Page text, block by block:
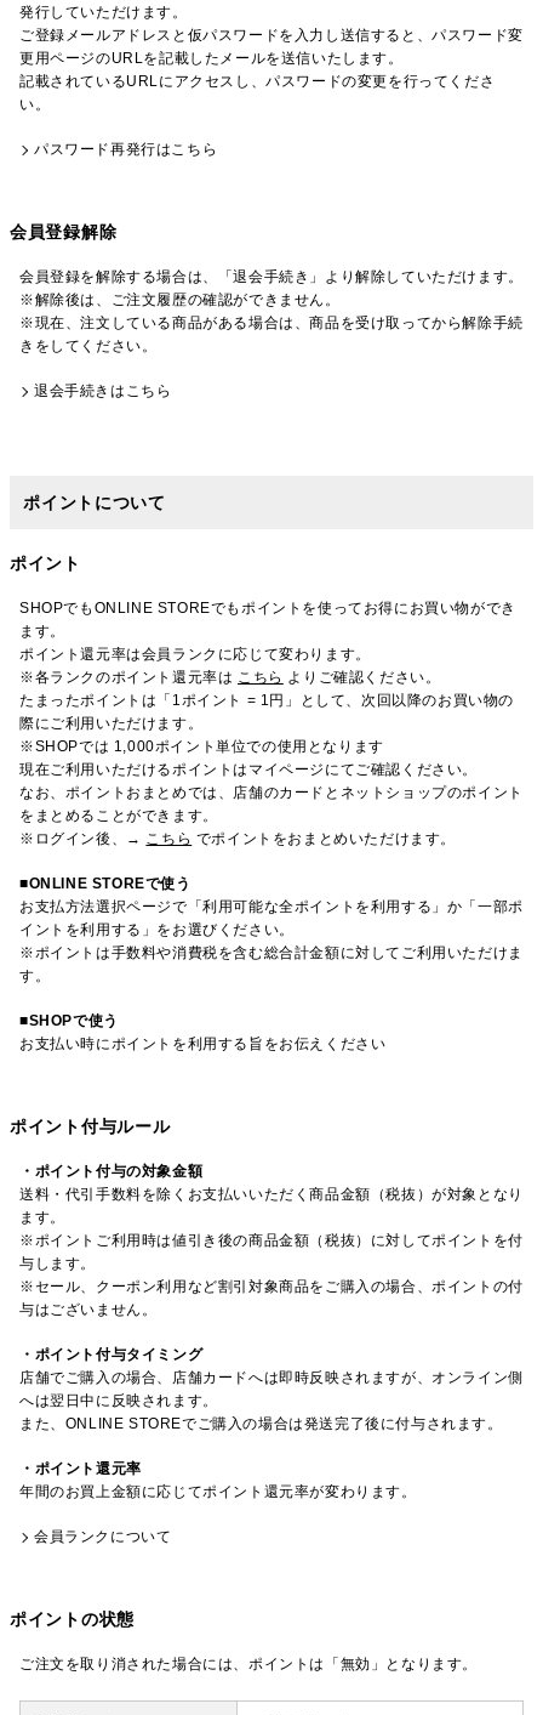
発行していただけます。
ご登録メールアドレスと仮パスワードを入力し送信すると、パスワード変
更用ページのURLを記載したメールを送信いたします。
記載されているURLにアクセスし、パスワードの変更を行ってくださ
い。
パスワード再発行はこちら
会員登録解除
会員登録を解除する場合は、「退会手続き」より解除していただけます。
※解除後は、ご注文履歴の確認ができません。
※現在、注文している商品がある場合は、商品を受け取ってから解除手続
きをしてください。
退会手続きはこちら
ポイントについて
ポイント
SHOPでもONLINE STOREでもポイントを使ってお得にお買い物ができ
ます。
ポイント還元率は会員ランクに応じて変わります。
※各ランクのポイント還元率は こちら よりご確認ください。
たまったポイントは「1ポイント = 1円」として、次回以降のお買い物の
際にご利用いただけます。
※SHOPでは 1,000ポイント単位での使用となります
現在ご利用いただけるポイントはマイページにてご確認ください。
なお、ポイントおまとめでは、店舗のカードとネットショップのポイント
をまとめることができます。
※ログイン後、→ こちら でポイントをおまとめいただけます。
■ONLINE STOREで使う
お支払方法選択ページで「利用可能な全ポイントを利用する」か「一部ポ
イントを利用する」をお選びください。
※ポイントは手数料や消費税を含む総合計金額に対してご利用いただけま
す。
■SHOPで使う
お支払い時にポイントを利用する旨をお伝えください
ポイント付与ルール
・ポイント付与の対象金額
送料・代引手数料を除くお支払いいただく商品金額（税抜）が対象となり
ます。
※ポイントご利用時は値引き後の商品金額（税抜）に対してポイントを付
与します。
※セール、クーポン利用など割引対象商品をご購入の場合、ポイントの付
与はございません。
・ポイント付与タイミング
店舗でご購入の場合、店舗カードへは即時反映されますが、オンライン側
へは翌日中に反映されます。
また、ONLINE STOREでご購入の場合は発送完了後に付与されます。
・ポイント還元率
年間のお買上金額に応じてポイント還元率が変わります。
会員ランクについて
ポイントの状態
ご注文を取り消された場合には、ポイントは「無効」となります。